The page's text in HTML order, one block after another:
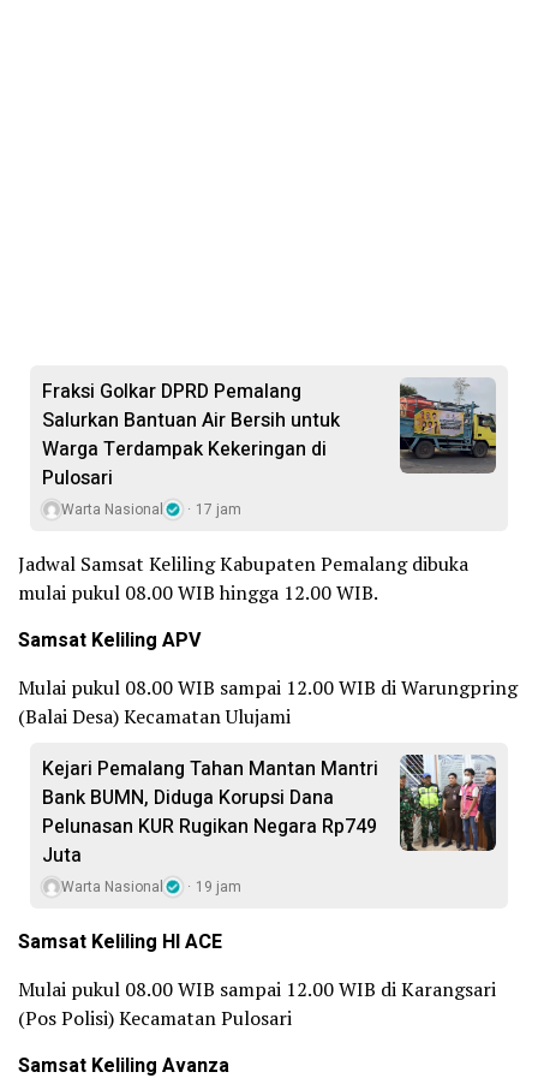
Fraksi Golkar DPRD Pemalang
Salurkan Bantuan Air Bersih untuk
Warga Terdampak Kekeringan di
Pulosari
Warta Nasional 17 jam
Jadwal Samsat Keliling Kabupaten Pemalang dibuka
mulai pukul 08.00 WIB hingga 12.00 WIB.
Samsat Keliling APV
Mulai pukul 08.00 WIB sampai 12.00 WIB di Warungpring
(Balai Desa) Kecamatan Ulujami
Kejari Pemalang Tahan Mantan Mantri
Bank BUMN, Diduga Korupsi Dana
Pelunasan KUR Rugikan Negara Rp749
Juta
Warta Nasional 19 jam
Samsat Keliling HI ACE
Mulai pukul 08.00 WIB sampai 12.00 WIB di Karangsari
(Pos Polisi) Kecamatan Pulosari
Samsat Keliling Avanza